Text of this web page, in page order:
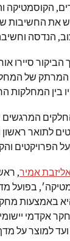
את החשיבות
הנדסה
סיירו
המרתק של
בין המחלקות
המרגשים
לתואר
על הפרויקטים
אמיר,
בפועל
באמצעות
אקדמי
ועד למוצר על